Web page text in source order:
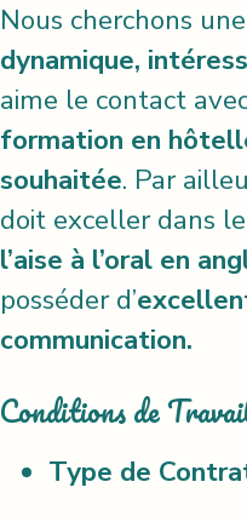
Nous cherchons
dynamique,
aime le contact
formation en
souhaitée. Par
doit exceller dans
l’aise à l’oral en
posséder d’
communication.
Conditions de
Type de